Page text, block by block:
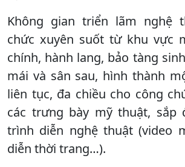
Không gian triển lãm nghệ
chức xuyên suốt từ khu vực
chính, hành lang, bảo tàng
mái và sân sau, hình thành
liên tục, đa chiều cho công
các trưng bày mỹ thuật, sắp
trình diễn nghệ thuật (video
diễn thời trang…).